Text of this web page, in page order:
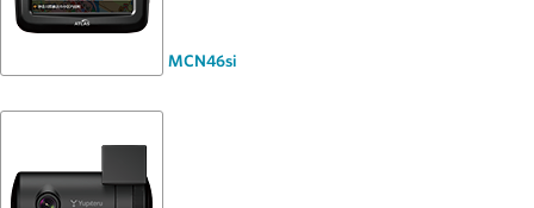
MCN46si